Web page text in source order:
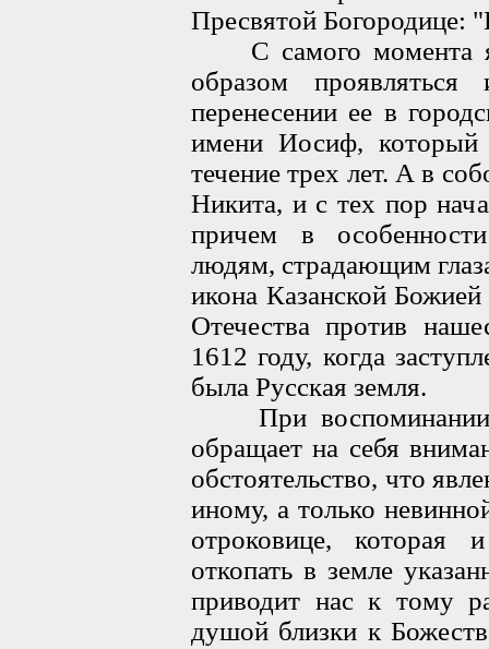
Пресвятой Богородице:
C самого момента
образом
перенесении ее в
имени Иосиф, который
течение трех лет. А в
Никита, и с тех пор
причем в
людям, страдающим
икона Казанской
Отечества против
1612 году, когда
была Русская земля.
При воспоминании
обращает на себя
обстоятельство, что
иному, а только
отроковице, которая
откопать в земле
приводит нас к тому
душой близки к